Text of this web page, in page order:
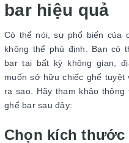
bar hiệu quả
Có thể nói, sự phổ biến của
không thể phủ định. Bạn có
bar tại bất kỳ không gian,
muốn sở hữu chiếc ghế
ra sao. Hãy tham khảo
ghế bar sau đây:
Chọn kích